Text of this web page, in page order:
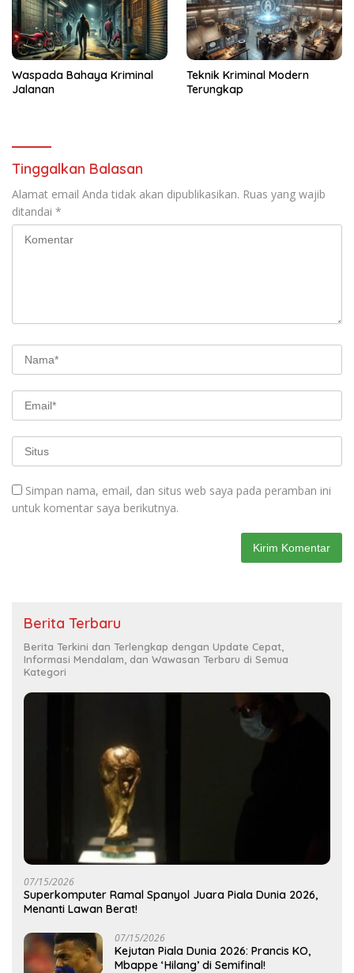
Waspada Bahaya Kriminal
Jalanan
Teknik Kriminal Modern
Terungkap
Tinggalkan Balasan
Alamat email Anda tidak akan dipublikasikan. Ruas yang wajib
ditandai *
Simpan nama, email, dan situs web saya pada peramban ini
untuk komentar saya berikutnya.
Berita Terbaru
Berita Terkini dan Terlengkap dengan Update Cepat,
Informasi Mendalam, dan Wawasan Terbaru di Semua
Kategori
07/15/2026
Superkomputer Ramal Spanyol Juara Piala Dunia 2026,
Menanti Lawan Berat!
07/15/2026
Kejutan Piala Dunia 2026: Prancis KO,
Mbappe ‘Hilang’ di Semifinal!